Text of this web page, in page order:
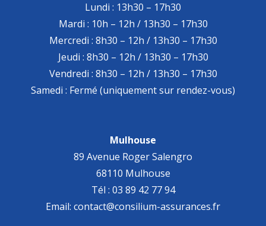
Lundi : 13h30 – 17h30
Mardi : 10h – 12h / 13h30 – 17h30
Mercredi : 8h30 – 12h / 13h30 – 17h30
Jeudi : 8h30 – 12h / 13h30 – 17h30
Vendredi : 8h30 – 12h / 13h30 – 17h30
Samedi : Fermé (uniquement sur rendez-vous)
Mulhouse
89 Avenue Roger Salengro
68110 Mulhouse
Tél : 03 89 42 77 94
Email: contact@consilium-assurances.fr